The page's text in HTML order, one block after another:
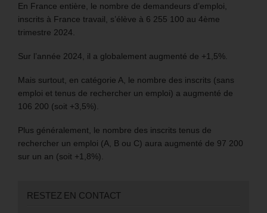
En France entière, le nombre de demandeurs d’emploi,
inscrits à France travail, s’élève à 6 255 100 au 4ème
trimestre 2024.
Sur l’année 2024, il a globalement augmenté de +1,5%.
Mais surtout, en catégorie A, le nombre des inscrits (sans
emploi et tenus de rechercher un emploi) a augmenté de
106 200 (soit +3,5%).
Plus généralement, le nombre des inscrits tenus de
rechercher un emploi (A, B ou C) aura augmenté de 97 200
sur un an (soit +1,8%).
RESTEZ EN CONTACT